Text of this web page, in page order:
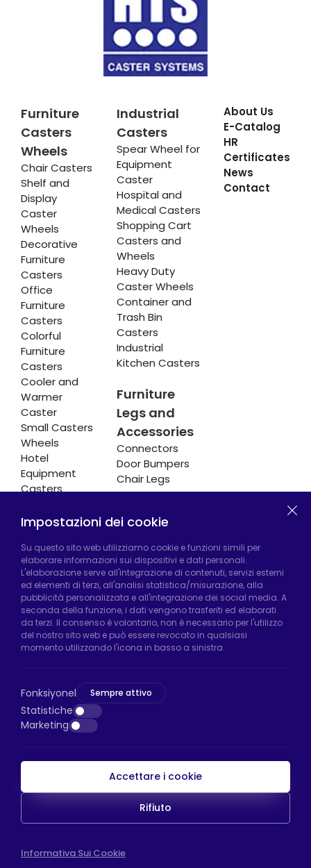
Furniture
Casters
Wheels
Chair Casters
Shelf and
Display
Caster
Wheels
Decorative
Furniture
Casters
Office
Furniture
Casters
Colorful
Furniture
Casters
Cooler and
Warmer
Caster
Small Casters
Wheels
Hotel
Equipment
Casters
Industrial
Casters
Spear Wheel for
Equipment
Caster
Hospital and
Medical Casters
Shopping Cart
Casters and
Wheels
Heavy Duty
Caster Wheels
Container and
Trash Bin
Casters
Industrial
Kitchen Casters
Furniture
Legs and
Accessories
Connectors
Door Bumpers
Chair Legs
About Us
E-Catalog
HR
Certificates
News
Contact
Fabbrica di Hadımköy:Atatürk Industrial Zone,
Uzunçayır Street, No:11 Hadımköy, 34555
Arnavutköy/Istanbul
Telefono:+90 212 640 66 46
Email:export@htsteker.com
Negozio Bayrampasa:Kocatepe
Bayrampaşa/Istanbul
Telefono:+90 530 044 64 87
Email:info@htsteker.com
Pagamento HTS
İSTANBUL WEB TASARIM AJANSI - PENTA
Impostazioni dei cookie
Su questo sito web utilizziamo cookie e funzioni simili per
elaborare informazioni sui dispositivi e dati personali.
L'elaborazione serve all'integrazione di contenuti, servizi esterni
ed elementi di terzi, all'analisi statistica/misurazione, alla
pubblicità personalizzata e all'integrazione dei social media. A
seconda della funzione, i dati vengono trasferiti ed elaborati
da terzi. Il consenso è volontario, non è necessario per l'utilizzo
del nostro sito web e può essere revocato in qualsiasi
momento utilizzando l'icona in basso a sinistra.
Fonksiyonel Sempre attivo
Statistiche
Marketing
Accettare i cookie
Rifiuto
Informativa Sui Cookie